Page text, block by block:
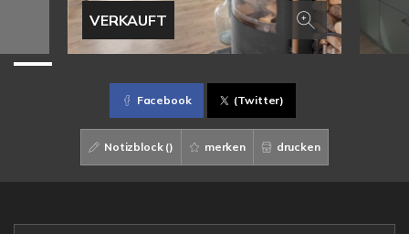
VERKAUFT
Facebook (Twitter)
Notizblock () merken drucken